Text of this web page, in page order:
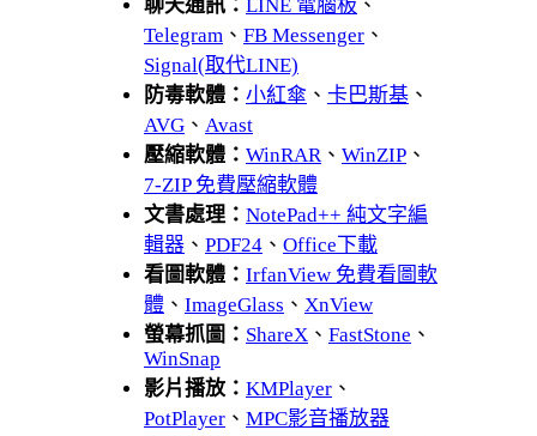
聊天通訊： LINE 電腦板 、
Telegram 、 FB Messenger 、
Signal(取代LINE)
防毒軟體： 小紅傘 、 卡巴斯基 、
AVG 、 Avast
壓縮軟體： WinRAR、 WinZIP 、
7-ZIP 免費壓縮軟體
文書處理： NotePad++ 純文字編
輯器 、 PDF24 、 Office下載
看圖軟體： IrfanView 免費看圖軟
體 、 ImageGlass 、 XnView
螢幕抓圖： ShareX 、 FastStone 、
WinSnap
影片播放： KMPlayer 、
PotPlayer 、 MPC影音播放器